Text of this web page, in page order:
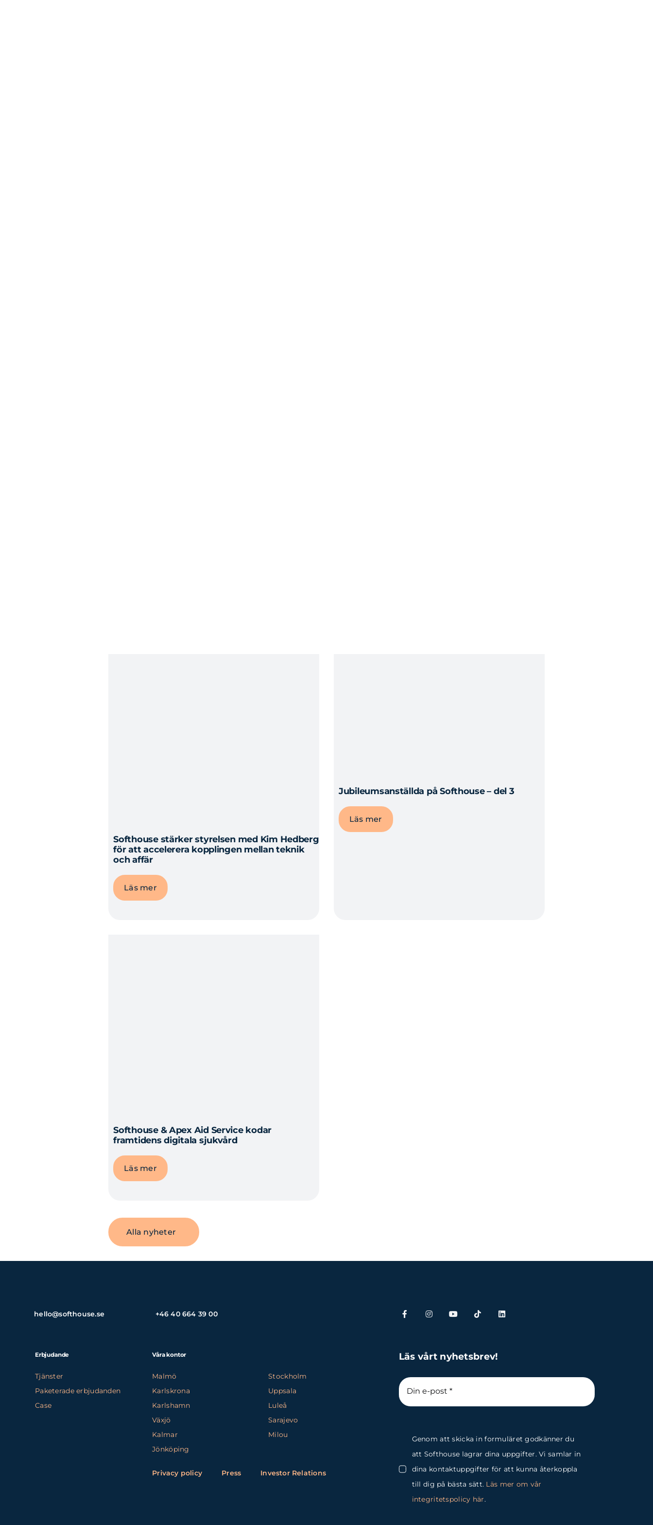
Softhouse stärker styrelsen med Kim Hedberg
för att accelerera kopplingen mellan teknik
och affär
Läs mer
Jubileumsanställda på Softhouse – del 3
Läs mer
Softhouse & Apex Aid Service kodar
framtidens digitala sjukvård
Läs mer
Alla nyheter
hello@softhouse.se +46 40 664 39 00
Erbjudande
Tjänster
Paketerade erbjudanden
Case
Våra kontor
Malmö
Karlskrona
Karlshamn
Växjö
Kalmar
Jönköping
Stockholm
Uppsala
Luleå
Sarajevo
Milou
Privacy policy Press Investor Relations
Läs vårt nyhetsbrev!
Genom att skicka in formuläret godkänner du
att Softhouse lagrar dina uppgifter. Vi samlar in
dina kontaktuppgifter för att kunna återkoppla
till dig på bästa sätt. Läs mer om vår
integritetspolicy här.